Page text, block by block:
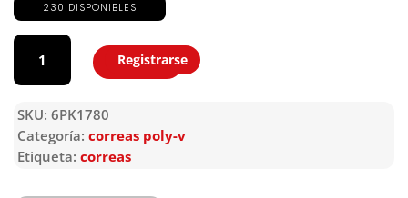
230 DISPONIBLES
6PK1780
cantidad
Agregar
Registrarse
SKU: 6PK1780
Categoría: correas poly-v
Etiqueta: correas